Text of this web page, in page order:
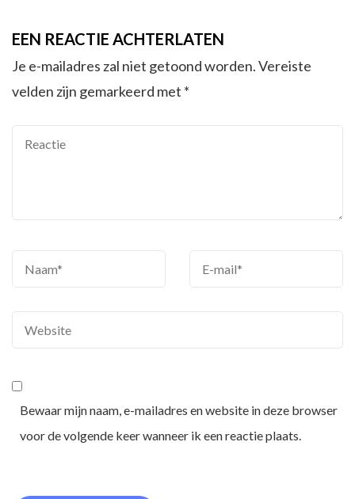
EEN REACTIE ACHTERLATEN
Je e-mailadres zal niet getoond worden.Vereiste
velden zijn gemarkeerd met *
Bewaar mijn naam, e-mailadres en website in deze browser
voor de volgende keer wanneer ik een reactie plaats.